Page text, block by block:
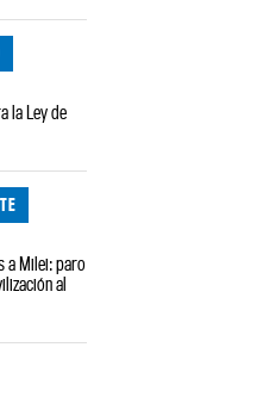
la Ley de
a Milei: paro
al